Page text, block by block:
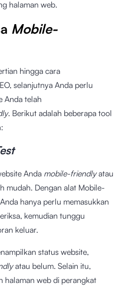
halaman web.
Mobile-
hingga cara
selanjutnya Anda perlu
Anda telah
. Berikut adalah beberapa tool
Anda mobile-friendlyatau
mudah. Dengan alat Mobile-
hanya perlu memasukkan
kemudian tunggu
keluar.
status website,
atau belum. Selain itu,
halaman web di perangkat